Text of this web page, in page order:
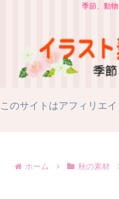
季節、動
このサイトはアフィリエ
ホーム 秋の素材